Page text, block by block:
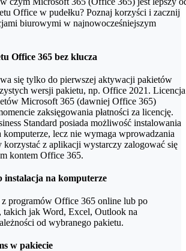
Business Basic (dawniej → Office 365
365 dla biznesu (dawniej → Office 365
Business Standard (dawniej → Office 365
Office w pudełku? Poznaj korzyści i zacznij
biurowymi w najnowocześniejszym
Office 365 bez klucza
się tylko do pierwszej aktywacji pakietów
wersji pakietu, np. Office 2021. Licencja
Microsoft 365 (dawniej Office 365)
zaksięgowania płatności za licencję.
Standard posiada możliwość instalowania
lecz nie wymaga wprowadzania
z aplikacji wystarczy zalogować się
kontem Office 365.
instalacja na komputerze
z programów Office 365 online lub po
takich jak Word, Excel, Outlook na
od wybranego pakietu.
w pakiecie